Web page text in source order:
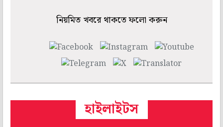
নিয়মিত খবরে থাকতে ফলো করুন
হাইলাইটস